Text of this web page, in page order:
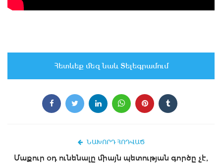
Հետևեք մեզ նաև Տելեգրամում
ՆԱԽՈՐԴ ՀՈԴՎԱԾ
Մաքուր օդ ունենալը միայն պետության գործը չէ,